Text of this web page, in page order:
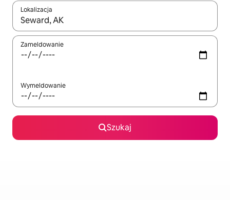
Lokalizacja
Gdy wyniki będą dostępne, możesz poruszać się po nich za
Zameldowanie
Wymeldowanie
Szukaj